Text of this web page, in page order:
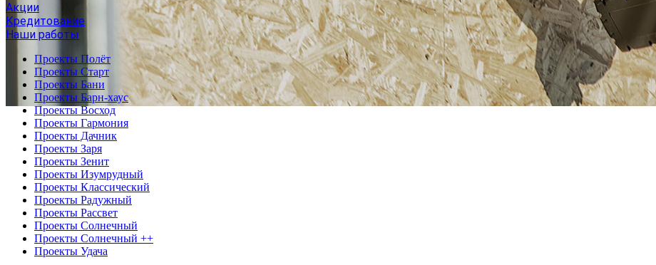
Акции
Кредитование
Наши работы
Проекты Полёт
Проекты Старт
Проекты Бани
Проекты Барн-хаус
Проекты Восход
Проекты Гармония
Проекты Дачник
Проекты Заря
Проекты Зенит
Проекты Изумрудный
Проекты Классический
Проекты Радужный
Проекты Рассвет
Проекты Солнечный
Проекты Солнечный ++
Проекты Удача